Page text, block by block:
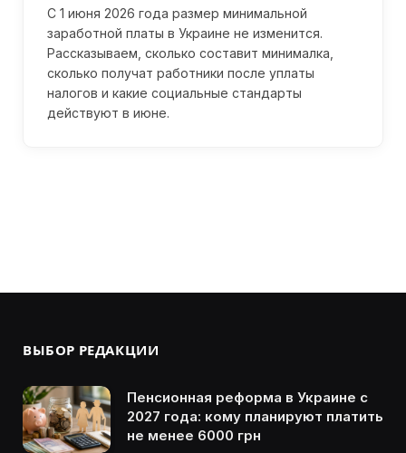
С 1 июня 2026 года размер минимальной
заработной платы в Украине не изменится.
Рассказываем, сколько составит минималка,
сколько получат работники после уплаты
налогов и какие социальные стандарты
действуют в июне.
ВЫБОР РЕДАКЦИИ
Пенсионная реформа в Украине с
2027 года: кому планируют платить
не менее 6000 грн